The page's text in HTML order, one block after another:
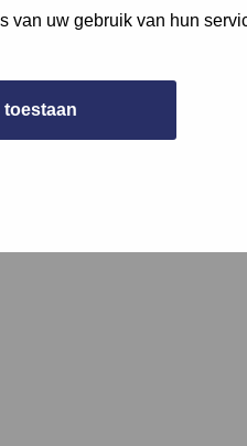
van uw gebruik van hun
toestaan